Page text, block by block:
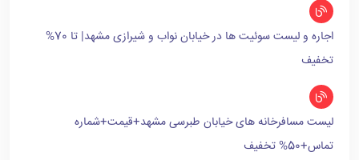
اجاره و لیست سوئیت ها در خیابان نواب و شیرازی مشهد| تا 70%
تخفیف
لیست مسافرخانه های خیابان طبرسی مشهد+قیمت+شماره
تماس+50% تخفیف